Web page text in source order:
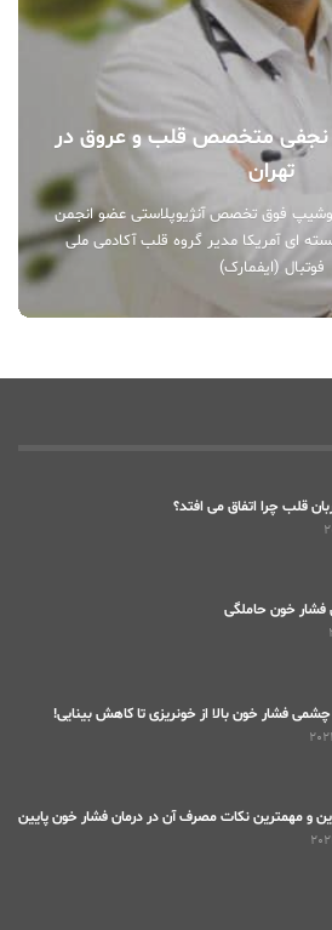
متخصص قلب و عروق در
تهران
فوق تخصص آنژیوپلاستی عضو انجمن
ای آمریکا مدیر گروه قلب آکادمی ملی
فوتبال (ایفمارک)
قلب چرا اتفاق می افتد؟
فشار خون حاملگی
فشار خون بالا از خونریزی تا کاهش بینایی!
و مهمترین نکات مصرف آن در درمان فشار خون پایین